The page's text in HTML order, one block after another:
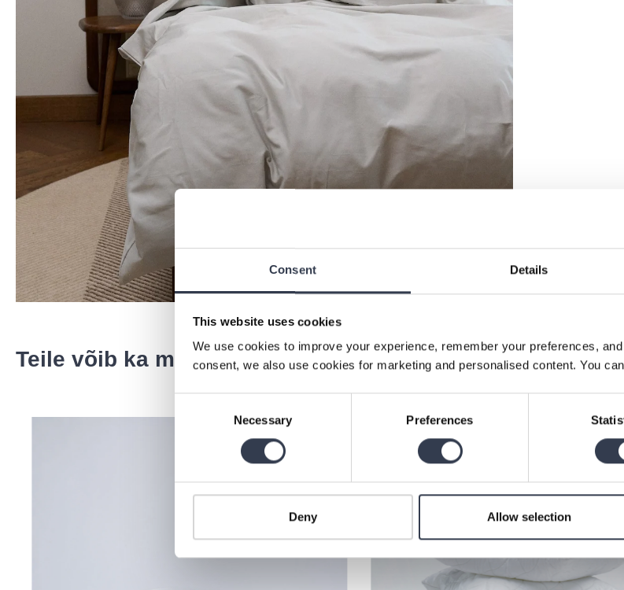
Consent Details
This website uses cookies
We use cookies to improve your experience, remember your preferences,
consent, we also use cookies for marketing and personalised content. You
Selection
Necessary Preferences
Deny Allow selection
Teile võib ka meeldida